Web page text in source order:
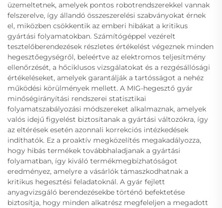
üzemeltetnek, amelyek pontos robotrendszerekkel vannak
felszerelve, így állandó összeszerelési szabványokat érnek
el, miközben csökkentik az emberi hibákat a kritikus
gyártási folyamatokban. Számítógéppel vezérelt
tesztelőberendezések részletes értékelést végeznek minden
hegesztőegységről, beleértve az elektromos teljesítmény
ellenőrzését, a hőciklusos vizsgálatokat és a rezgésállósági
értékeléseket, amelyek garantálják a tartósságot a nehéz
működési körülmények mellett. A MIG-hegesztő gyár
minőségirányítási rendszerei statisztikai
folyamatszabályozási módszereket alkalmaznak, amelyek
valós idejű figyelést biztosítanak a gyártási változókra, így
az eltérések esetén azonnali korrekciós intézkedések
indíthatók. Ez a proaktív megközelítés megakadályozza,
hogy hibás termékek továbbhaladjanak a gyártási
folyamatban, így kiváló termékmegbízhatóságot
eredményez, amelyre a vásárlók támaszkodhatnak a
kritikus hegesztési feladatoknál. A gyár fejlett
anyagvizsgáló berendezésekbe történő befektetése
biztosítja, hogy minden alkatrész megfeleljen a megadott